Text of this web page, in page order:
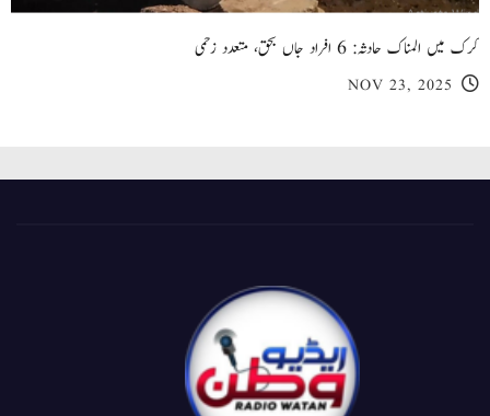
کرک میں المناک حادثہ: 6 افراد جاں بحق، متعدد زخمی
NOV 23, 2025